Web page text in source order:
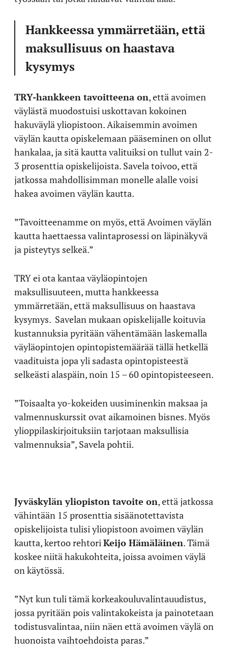
Hankkeessa ymmärretään, että
maksullisuus on haastava
kysymys
TRY-hankkeen tavoitteena on, että avoimen
väylästä muodostuisi uskottavan kokoinen
hakuväylä yliopistoon. Aikaisemmin avoimen
väylän kautta opiskelemaan pääseminen on ollut
hankalaa, ja sitä kautta valituiksi on tullut vain 2-
3 prosenttia opiskelijoista. Savela toivoo, että
jatkossa mahdollisimman monelle alalle voisi
hakea avoimen väylän kautta.
”Tavoitteenamme on myös, että Avoimen väylän
kautta haettaessa valintaprosessi on läpinäkyvä
ja pisteytys selkeä.”
TRY ei ota kantaa väyläopintojen
maksullisuuteen, mutta hankkeessa
ymmärretään, että maksullisuus on haastava
kysymys. Savelan mukaan opiskelijalle koituvia
kustannuksia pyritään vähentämään laskemalla
väyläopintojen opintopistemäärää tällä hetkellä
vaadituista jopa yli sadasta opintopisteestä
selkeästi alaspäin, noin 15 – 60 opintopisteeseen.
”Toisaalta yo-kokeiden uusiminenkin maksaa ja
valmennuskurssit ovat aikamoinen bisnes. Myös
ylioppilaskirjoituksiin tarjotaan maksullisia
valmennuksia”, Savela pohtii.
Jyväskylän yliopiston tavoite on, että jatkossa
vähintään 15 prosenttia sisäänotettavista
opiskelijoista tulisi yliopistoon avoimen väylän
kautta, kertoo rehtoriKeijo Hämäläinen. Tämä
koskee niitä hakukohteita, joissa avoimen väylä
on käytössä.
”Nyt kun tuli tämä korkeakouluvalintauudistus,
jossa pyritään pois valintakokeista ja painotetaan
todistusvalintaa, niin näen että avoimen väylä on
huonoista vaihtoehdoista paras.”